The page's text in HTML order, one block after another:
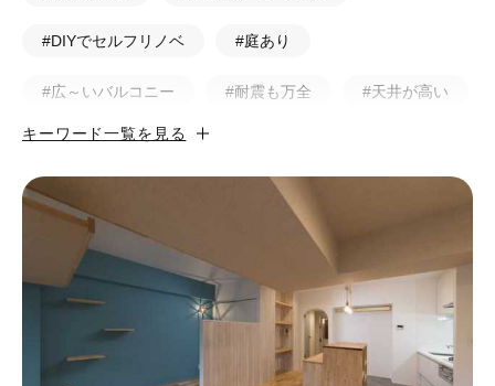
#DIYでセルフリノベ #庭あり
#広～いバルコニー #耐震も万全 #天井が高い
#カフェ風 #昭和レトロ
#ナチュラル #アジアンテイスト
#アンティーク調
#コンクリート壁 #ガラスブロック
#こだわりインテリア #こだわりキッチン
キーワード一覧を見る